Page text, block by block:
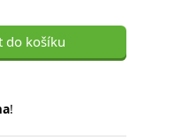
do košíku
!